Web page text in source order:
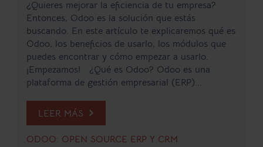
¿Quieres mejorar la eficiencia de tu empresa?
Entonces, Odoo es la solución que estás
buscando. En este artículo te explicaremos qué es
Odoo, los beneficios de usarlo, los módulos que
puedes encontrar y cómo empezar a usarlo.
¡Empezamos! ¿Qué es Odoo? Odoo es una
plataforma de gestión empresarial (ERP)...
LEER MÁS
ODOO: OPEN SOURCE ERP Y CRM